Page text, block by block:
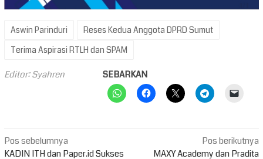
Aswin Parinduri
Reses Kedua Anggota DPRD Sumut
Terima Aspirasi RTLH dan SPAM
Editor: Syahren SEBARKAN
Navigasi
Pos sebelumnya
KADIN ITH dan Paper.id Sukses
Pos berikutnya
MAXY Academy dan Pradita